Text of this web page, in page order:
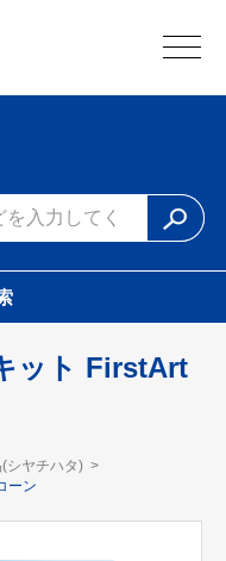
ット FirstArt
シヤチハタ)
ーン